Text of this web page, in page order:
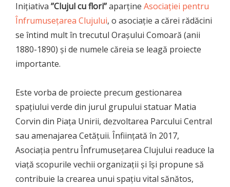
Inițiativa ’’Clujul cu flori’’aparține Asociației pentru
Înfrumusețarea Clujului, o asociație a cărei rădăcini
se întind mult în trecutul Orașului Comoară (anii
1880-1890) și de numele căreia se leagă proiecte
importante.
Este vorba de proiecte precum gestionarea
spațiului verde din jurul grupului statuar Matia
Corvin din Piața Unirii, dezvoltarea Parcului Central
sau amenajarea Cetățuii. Înființată în 2017,
Asociația pentru Înfrumusețarea Clujului readuce la
viață scopurile vechii organizații și își propune să
contribuie la crearea unui spațiu vital sănătos,